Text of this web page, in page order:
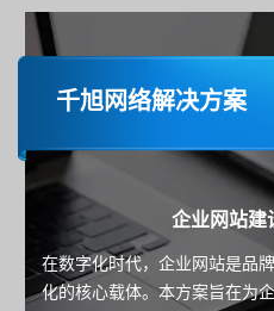
千旭网络解决方案
企业网站建
在数字化时代，企业网站是品
化的核心载体。本方案旨在为